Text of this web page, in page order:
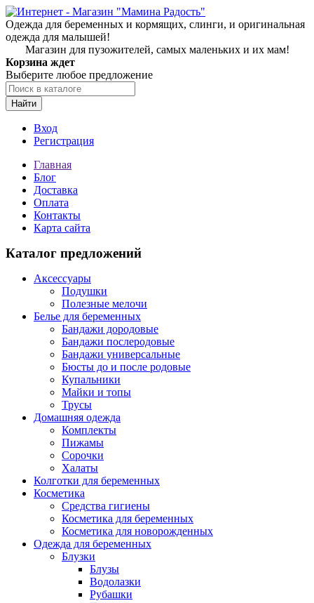
Одежда для беременных и кормящих, слинги, и оригинальная
одежда для малышей!
Магазин для пузожителей, самых маленьких и их мам!
Корзина ждет
Выберите любое предложение
Найти
Вход
Регистрация
Главная
Блог
Доставка
Оплата
Контакты
Карта сайта
Каталог предложений
Аксессуары
Подушки
Полезные мелочи
Белье для беременных
Бандажи дородовые
Бандажи послеродовые
Бандажи универсальные
Бюсты до и после родовые
Купальники
Майки и топы
Трусы
Домашняя одежда
Комплекты
Пижамы
Сорочки
Халаты
Колготки для беременных
Косметика
Cредства гигиены
Косметика для беременных
Косметика для новорожденных
Одежда для беременных
Блузки
Блузы
Водолазки
Рубашки